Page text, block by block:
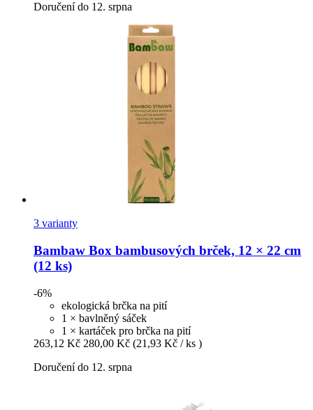
Doručení do 12. srpna
3 varianty
Bambaw Box bambusových brček, 12 × 22 cm
(12 ks)
-6%
ekologická brčka na pití
1 × bavlněný sáček
1 × kartáček pro brčka na pití
263,12 Kč 280,00 Kč (21,93 Kč / ks )
Doručení do 12. srpna